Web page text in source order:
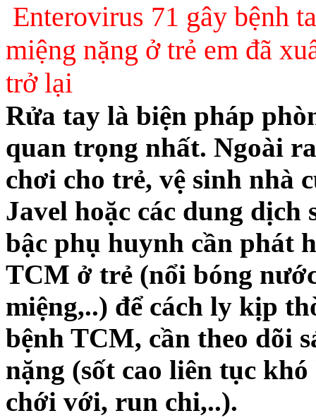
Enterovirus 71 gây bệnh
miệng nặng ở trẻ em đã
trở lại
Rửa tay là biện pháp
quan trọng nhất. Ngoài
chơi cho trẻ, vệ sinh nhà
Javel hoặc các dung
bậc phụ huynh cần phát
TCM ở trẻ (nổi bóng
miệng,..) để cách ly kịp
bệnh TCM, cần theo dõi
nặng (sốt cao liên tục
chới với, run chi,..).